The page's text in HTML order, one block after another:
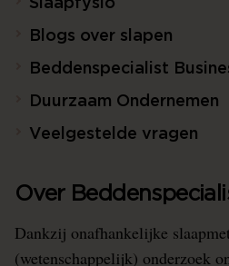
Slaapfysio
Blogs over slapen
Beddenspecialist
Duurzaam Ondernemen
Veelgestelde vragen
Over
Dankzij onafhankelijke
(wetenschappelijk) onderzoek